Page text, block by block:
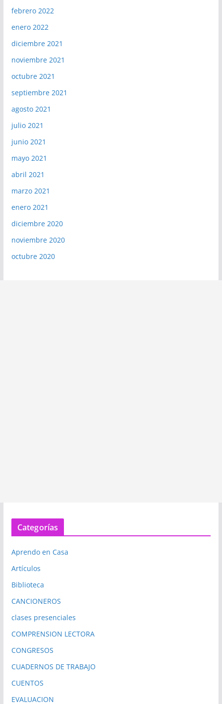
febrero 2022
enero 2022
diciembre 2021
noviembre 2021
octubre 2021
septiembre 2021
agosto 2021
julio 2021
junio 2021
mayo 2021
abril 2021
marzo 2021
enero 2021
diciembre 2020
noviembre 2020
octubre 2020
Categorías
Aprendo en Casa
Artículos
Biblioteca
CANCIONEROS
clases presenciales
COMPRENSION LECTORA
CONGRESOS
CUADERNOS DE TRABAJO
CUENTOS
EVALUACION